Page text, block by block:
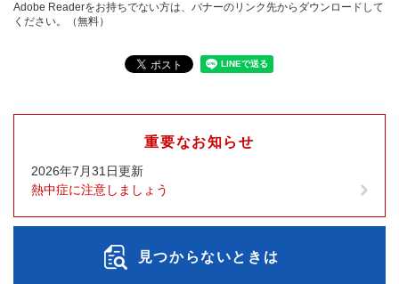
Adobe Readerをお持ちでない方は、バナーのリンク先からダウンロードして
ください。（無料）
重要なお知らせ
2026年7月31日更新
熱中症に注意しましょう
見つからないときは